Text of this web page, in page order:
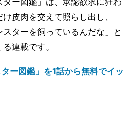
ター図鑑」は、承認欲求に狂わ
皮肉を交えて照らし出し、
スターを飼っているんだな」と
連載です。
ー図鑑」を1話から無料でイッ